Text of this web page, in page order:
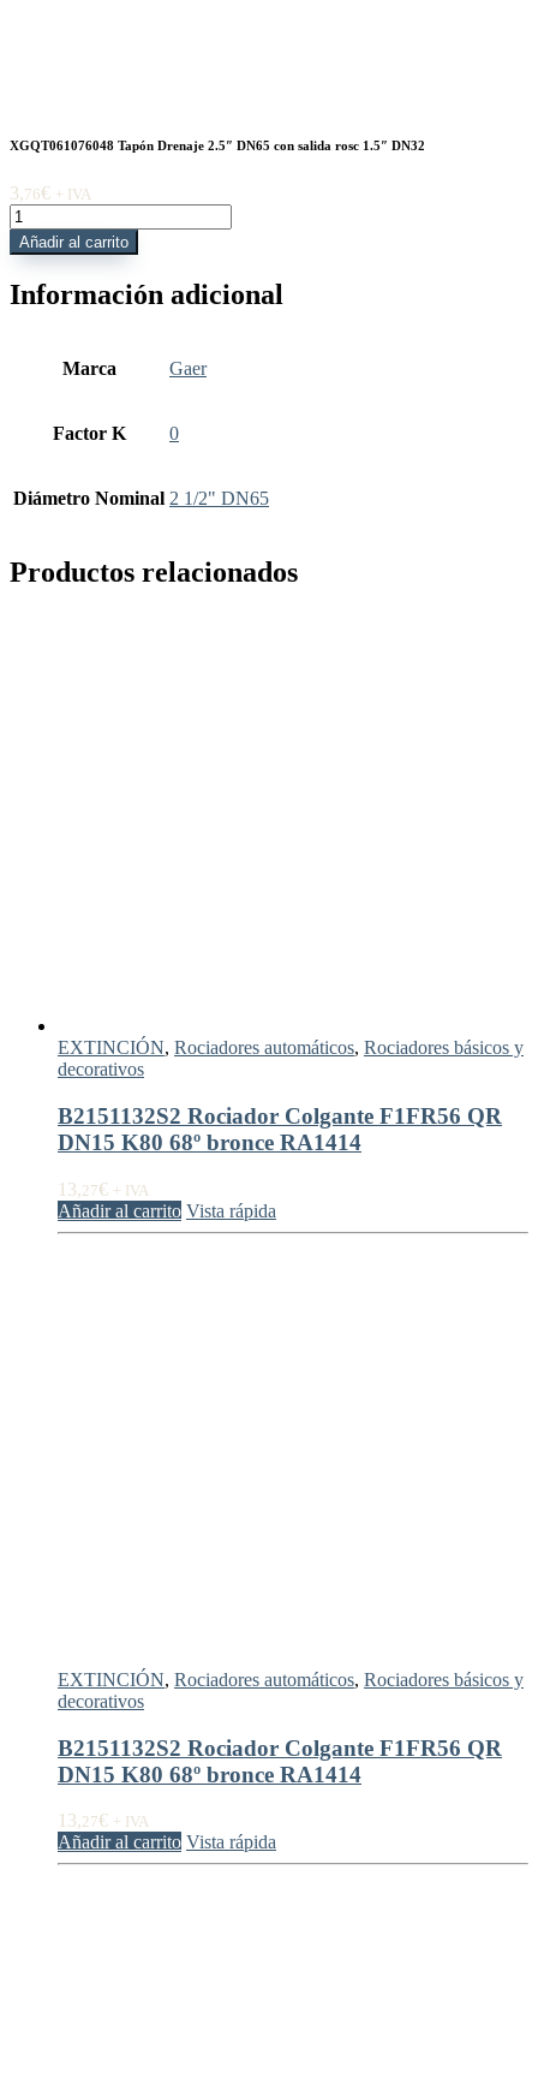
XGQT061076048 Tapón Drenaje 2.5″ DN65 con salida rosc 1.5″ DN32
3,76€ + IVA
XGQT061076048
Tapón
Drenaje
DN65
cantidad
Añadir al carrito
Información adicional
Marca Gaer
Factor K 0
Diámetro Nominal 2 1/2" DN65
Productos relacionados
EXTINCIÓN, Rociadores automáticos, Rociadores básicos y
decorativos
B2151132S2 Rociador Colgante F1FR56 QR
DN15 K80 68º bronce RA1414
13,27€ + IVA
Añadir al carrito Vista rápida
EXTINCIÓN, Rociadores automáticos, Rociadores básicos y
decorativos
B2151132S2 Rociador Colgante F1FR56 QR
DN15 K80 68º bronce RA1414
13,27€ + IVA
Añadir al carrito Vista rápida